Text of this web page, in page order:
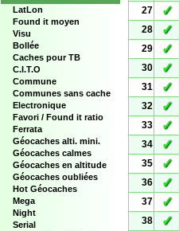
LatLon
Found it moyen
Visu
Bollée
Caches pour TB
C.I.T.O
Commune
Communes sans cache
Electronique
Favori / Found it ratio
Ferrata
Géocaches alti. mini.
Géocaches calmes
Géocaches en altitude
Géocaches oubliées
Hot Géocaches
Mega
Night
Serial
27
✓
28
✓
29
✓
30
✓
31
✓
32
✓
33
✓
34
✓
35
✓
36
✓
37
✓
38
✓